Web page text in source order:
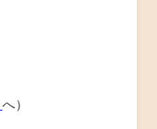
へ）